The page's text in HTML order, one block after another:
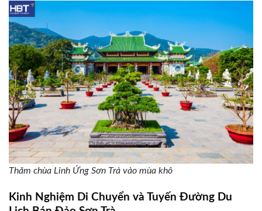
Thăm chùa Linh Ứng Sơn Trà vào mùa khô
Kinh Nghiệm Di Chuyển và Tuyến Đường Du